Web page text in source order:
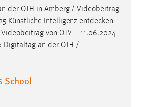
der OTH in Amberg / Videobeitrag
Künstliche Intelligenz entdecken
von OTV – 11.06.2024
Digitaltag an der OTH /
School